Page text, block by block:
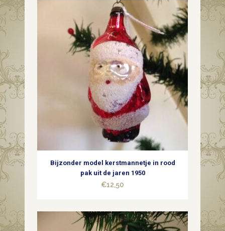
Bijzonder model kerstmannetje in rood
pak uit de jaren 1950
€12,50